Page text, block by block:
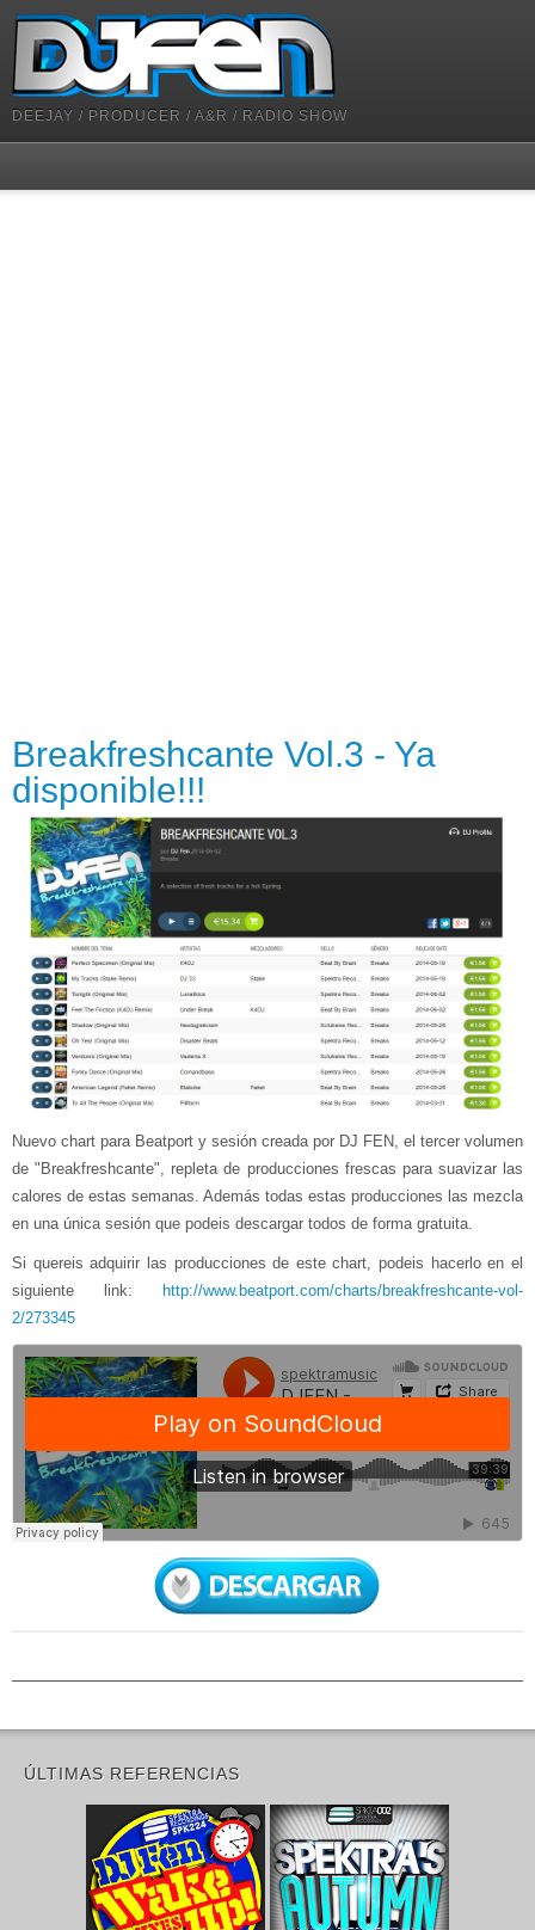
DEEJAY / PRODUCER / A&R / RADIO SHOW
Breakfreshcante Vol.3 - Ya
disponible!!!
Nuevo chart para Beatport y sesión creada por DJ FEN, el tercer volumen
de "Breakfreshcante", repleta de producciones frescas para suavizar las
calores de estas semanas. Además todas estas producciones las mezcla
en una única sesión que podeis descargar todos de forma gratuita.
Si quereis adquirir las producciones de este chart, podeis hacerlo en el
siguiente link:
http://www.beatport.com/charts/breakfreshcante-vol-
2/273345
ÚLTIMAS REFERENCIAS